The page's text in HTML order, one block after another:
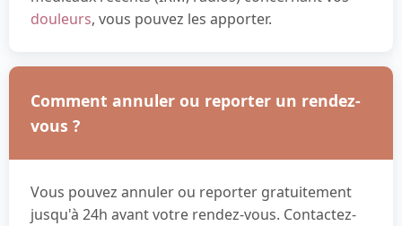
douleurs, vous pouvez les apporter.
Comment annuler ou reporter un rendez-
vous ?
Vous pouvez annuler ou reporter gratuitement
jusqu'à 24h avant votre rendez-vous. Contactez-